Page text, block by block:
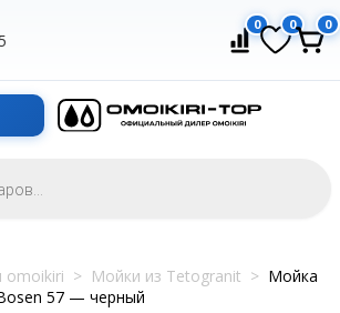
0 0 0
omoikiri > Мойки из Tetogranit > Мойка
57 — черный